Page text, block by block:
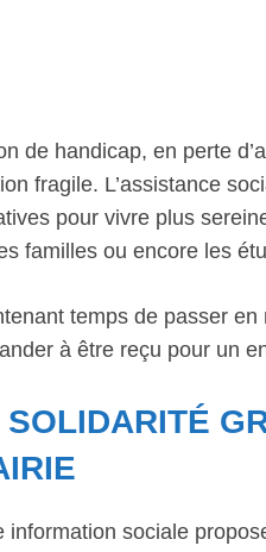
de handicap, en perte
fragile. L’assistance
pour vivre plus
familles ou encore les
temps de passer
à être reçu pour un
information sociale